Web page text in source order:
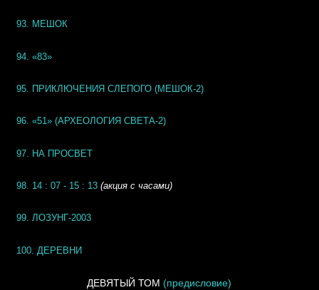
93. МЕШОК
94. «83»
95. ПРИКЛЮЧЕНИЯ СЛЕПОГО (МЕШОК-2)
96. «51» (АРХЕОЛОГИЯ СВЕТА-2)
97. НА ПРОСВЕТ
98. 14 : 07 - 15 : 13 (акция с часами)
99. ЛОЗУНГ-2003
100. ДЕРЕВНИ
ДЕВЯТЫЙ ТОМ (предисловие)